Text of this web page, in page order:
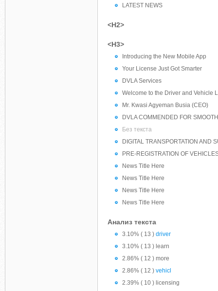
LATEST NEWS
<H2>
<H3>
Introducing the New Mobile App
Your License Just Got Smarter
DVLA Services
Welcome to the Driver and Vehicle
Mr. Kwasi Agyeman Busia (CEO)
DVLA COMMENDED FOR
Без текста
DIGITAL TRANSPORTATION AND
PRE-REGISTRATION OF
News Title Here
News Title Here
News Title Here
News Title Here
Анализ текста
3.10% ( 13 ) driver
3.10% ( 13 ) learn
2.86% ( 12 ) more
2.86% ( 12 ) vehicl
2.39% ( 10 ) licensing